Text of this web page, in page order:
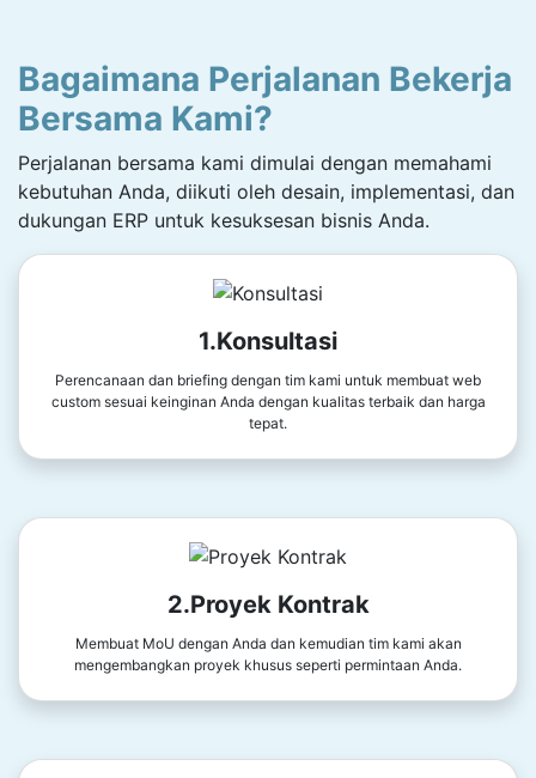
Bagaimana Perjalanan Bekerja
Bersama Kami?
Perjalanan bersama kami dimulai dengan memahami
kebutuhan Anda, diikuti oleh desain, implementasi, dan
dukungan ERP untuk kesuksesan bisnis Anda.
1.Konsultasi
Perencanaan dan briefing dengan tim kami untuk membuat web
custom sesuai keinginan Anda dengan kualitas terbaik dan harga
tepat.
2.Proyek Kontrak
Membuat MoU dengan Anda dan kemudian tim kami akan
mengembangkan proyek khusus seperti permintaan Anda.